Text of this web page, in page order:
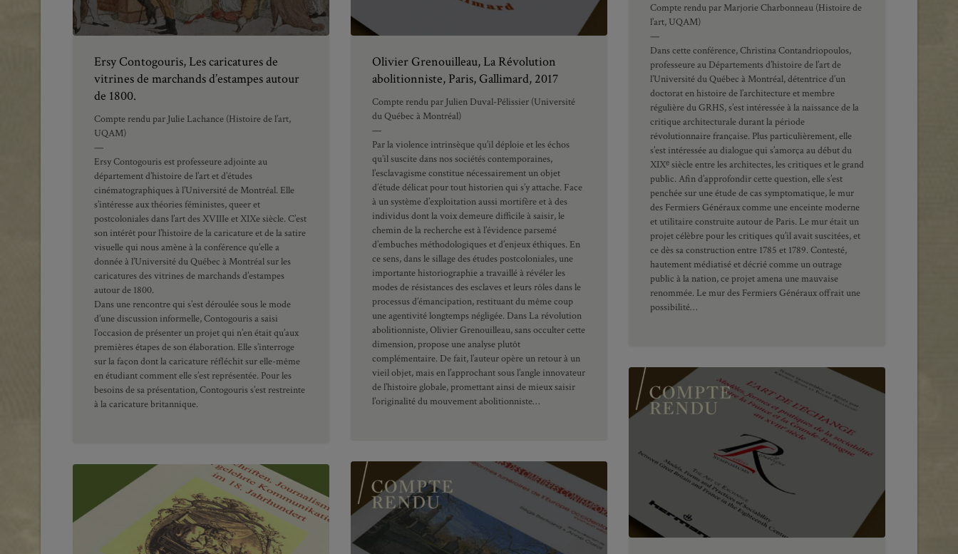
Compte rendu par Marjorie Charbonneau (Histoire de
l’art, UQAM)
—
Dans cette conférence, Christina Contandriopoulos,
professeure au Départements d’histoire de l’art de
l’Université du Québec à Montréal, détentrice d’un
doctorat en histoire de l’architecture et membre
régulière du GRHS, s’est intéressée à la naissance de la
critique architecturale durant la période
révolutionnaire française. Plus particulièrement, elle
s’est intéressée au dialogue qui s’amorça au début du
XIXᵉ siècle entre les architectes, les critiques et le grand
public. Afin d’approfondir cette question, elle s’est
penchée sur une étude de cas symptomatique, le mur
des Fermiers Généraux comme une enceinte moderne
et utilitaire construite autour de Paris. Le mur était un
projet célèbre pour les critiques qu’il avait suscitées, et
ce dès sa construction entre 1785 et 1789. Contesté,
hautement médiatisé et décrié comme un outrage
public à la nation, ce projet amena une mauvaise
renommée. Le mur des Fermiers Généraux offrait une
possibilité…
Ersy Contogouris, Les caricatures de
vitrines de marchands d’estampes autour
de 1800.
Compte rendu par Julie Lachance (Histoire de l’art,
UQAM)
—
Ersy Contogouris est professeure adjointe au
département d’histoire de l’art et d’études
cinématographiques à l’Université de Montréal. Elle
s’intéresse aux théories féministes, queer et
postcoloniales dans l’art des XVIIIe et XIXe siècle. C’est
son intérêt pour l’histoire de la caricature et de la satire
visuelle qui nous amène à la conférence qu’elle a
donnée à l’Université du Québec à Montréal sur les
caricatures des vitrines de marchands d’estampes
autour de 1800.
Dans une rencontre qui s’est déroulée sous le mode
d’une discussion informelle, Contogouris a saisi
l’occasion de présenter un projet qui n’en était qu’aux
premières étapes de son élaboration. Elle s’interroge
sur la façon dont la caricature réfléchit sur elle-même
en étudiant comment elle s’est représentée. Pour les
besoins de sa présentation, Contogouris s’est restreinte
à la caricature britannique.
Olivier Grenouilleau, La Révolution
abolitionniste, Paris, Gallimard, 2017
Compte rendu par Julien Duval-Pélissier (Université
du Québec à Montréal)
—
Par la violence intrinsèque qu’il déploie et les échos
qu’il suscite dans nos sociétés contemporaines,
l’esclavagisme constitue nécessairement un objet
d’étude délicat pour tout historien qui s’y attache. Face
à un système d’exploitation aussi mortifère et à des
individus dont la voix demeure difficile à saisir, le
chemin de la recherche est à l’évidence parsemé
d’embuches méthodologiques et d’enjeux éthiques. En
ce sens, dans le sillage des études postcoloniales, une
importante historiographie a travaillé à révéler les
modes de résistances des esclaves et leurs rôles dans le
processus d’émancipation, restituant du même coup
une agentivité longtemps négligée. Dans La révolution
abolitionniste, Olivier Grenouilleau, sans occulter cette
dimension, propose une analyse plutôt
complémentaire. De fait, l’auteur opère un retour à un
vieil objet, mais en l’approchant sous l’angle innovateur
de l’histoire globale, promettant ainsi de mieux saisir
l’originalité du mouvement abolitionniste…